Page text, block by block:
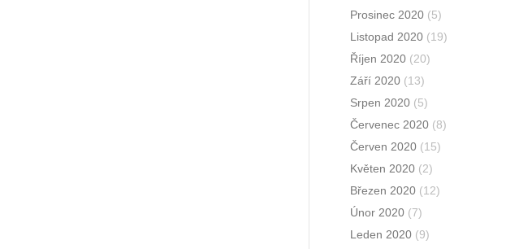
Prosinec 2020 (5)
Listopad 2020 (19)
Říjen 2020 (20)
Září 2020 (13)
Srpen 2020 (5)
Červenec 2020 (8)
Červen 2020 (15)
Květen 2020 (2)
Březen 2020 (12)
Únor 2020 (7)
Leden 2020 (9)